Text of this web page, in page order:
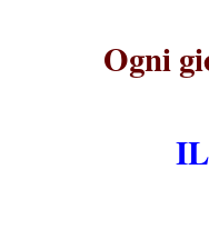
Ogni